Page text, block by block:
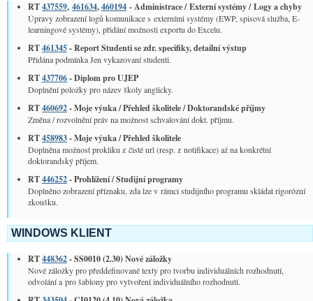
RT437559, 461634,460194 - Administrace / Externí systémy / Logy a chyby
Úpravy zobrazení logů komunikace s externími systémy (EWP, spisová služba, E-
learningové systémy), přidání možnosti exportu do Excelu.
RT461345- Report Studenti se zdr. specifiky, detailní výstup
Přidána podmínka Jen vykazovaní studenti.
RT437706- Diplom pro UJEP
Doplnění položky pro název školy anglicky.
RT460692- Moje výuka / Přehled školitele / Doktorandské příjmy
Změna / rozvolnění práv na možnost schvalování dokt. příjmu.
RT458983- Moje výuka / Přehled školitele
Doplněna možnost prokliku z čisté url (resp. z notifikace) až na konkrétní
doktorandský příjem.
RT446252- Prohlížení / Studijní programy
Doplněno zobrazení příznaku, zda lze v rámci studijního programu skládat rigorózní
zkoušku.
WINDOWS KLIENT
RT448362- SS0010 (2.30) Nové záložky
Nové záložky pro předdefinované texty pro tvorbu individuálních rozhodnutí,
odvolání a pro šablony pro vytvoření individuálního rozhodnutí.